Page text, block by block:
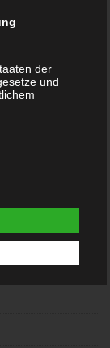
der
und
zu
Ihrem